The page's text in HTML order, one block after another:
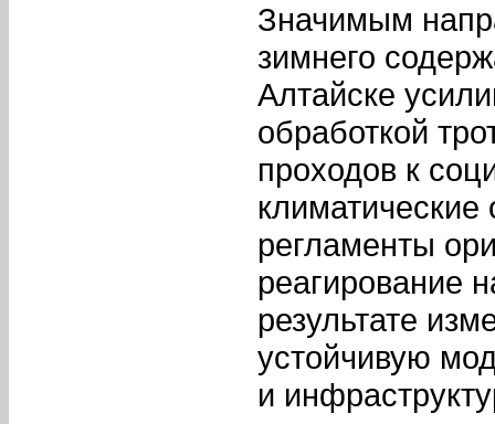
Значимым
зимнего
Алтайске
обработкой
проходов к
регламенты
реагирование
результате
устойчивую
и